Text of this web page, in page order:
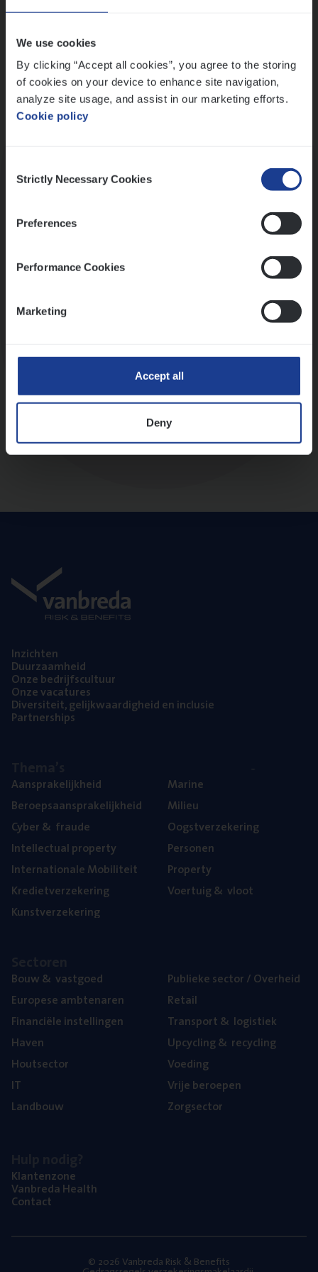
We use cookies
By clicking “Accept all cookies”, you agree to the storing
of cookies on your device to enhance site navigation,
analyze site usage, and assist in our marketing efforts.
Cookie policy
Selection
Strictly Necessary Cookies
Preferences
Performance Cookies
Marketing
Accept all
Deny
Inzich­ten
Duur­zaam­heid
Onze bedrijfs­cul­tuur
Onze vaca­tu­res
Diver­si­teit, gelijk­waar­dig­heid en inclusie
Part­ner­ships
Aan­spra­ke­lijk­heid
Beroeps­aan­spra­ke­lijk­heid
Cyber& fraude
Intel­lec­tu­al property
Inter­na­ti­o­na­le Mobiliteit
Kre­diet­ver­ze­ke­ring
Kunst­ver­ze­ke­ring
Mari­ne
Mili­eu
Oogst­ver­ze­ke­ring
Per­so­nen
Pro­per­ty
Voer­tuig& vloot
Bouw& vastgoed
Euro­pe­se ambtenaren
Finan­ci­ë­le instellingen
Haven
Hout­sec­tor
IT
Land­bouw
Publie­ke sec­tor / Overheid
Retail
Trans­port& logistiek
Upcy­cling& recycling
Voe­ding
Vrije beroe­pen
Zorg­sec­tor
Klan­ten­zo­ne
Van­b­re­da Health
Con­tact
© 2026 Vanbreda Risk & Benefits